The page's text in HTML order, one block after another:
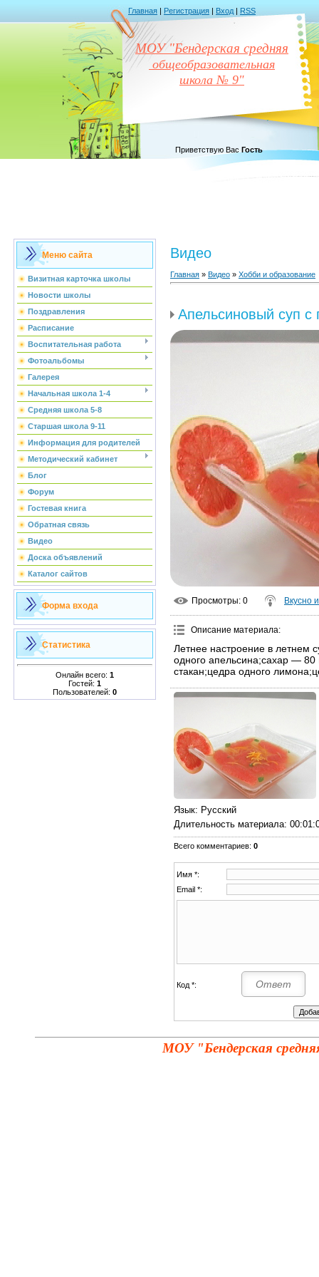
Главная | Регистрация | Вход | RSS
МОУ "Бендерская средняя
общеобразовательная
школа № 9"
Приветствую Вас Гость
Меню сайта
Визитная карточка школы
Новости школы
Поздравления
Расписание
Воспитательная работа
Фотоальбомы
Галерея
Начальная школа 1-4
Средняя школа 5-8
Старшая школа 9-11
Информация для родителей
Методический кабинет
Блог
Форум
Гостевая книга
Обратная связь
Видео
Доска объявлений
Каталог сайтов
Форма входа
Статистика
Онлайн всего: 1
Гостей: 1
Пользователей: 0
Видео
Главная » Видео » Хобби и образование
Апельсиновый суп с
Просмотры: 0 Вкусно
Описание материала:
Летнее настроение в летнем
одного апельсина;сахар —
стакан;цедра одного
Язык: Русский
Длительность материала:
Всего комментариев: 0
Имя *:
Email *:
Код *:
МОУ "Бендерская